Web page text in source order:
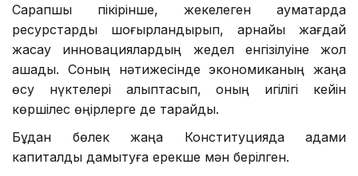
Сарапшы пікірінше, жекелеген аумақтарда
ресурстарды шоғырландырып, арнайы жағдай
жасау инновациялардың жедел енгізілуіне жол
ашады. Соның нәтижесінде экономиканың жаңа
өсу нүктелері қалыптасып, оның игілігі кейін
көршілес өңірлерге де тарайды.
Бұдан бөлек жаңа Конституцияда адами
капиталды дамытуға ерекше мән берілген.